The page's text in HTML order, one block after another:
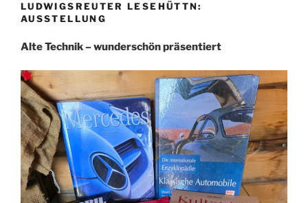
LUDWIGSREUTER LESEHÜTTN:
AUSSTELLUNG
Alte Technik – wunderschön präsentiert